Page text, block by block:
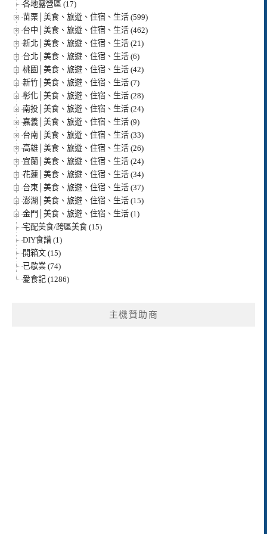
各地露營區 (17)
苗栗│美食、旅遊、住宿、生活 (599)
台中│美食、旅遊、住宿、生活 (462)
新北│美食、旅遊、住宿、生活 (21)
台北│美食、旅遊、住宿、生活 (6)
桃園│美食、旅遊、住宿、生活 (42)
新竹│美食、旅遊、住宿、生活 (7)
彰化│美食、旅遊、住宿、生活 (28)
南投│美食、旅遊、住宿、生活 (24)
嘉義│美食、旅遊、住宿、生活 (9)
台南│美食、旅遊、住宿、生活 (33)
高雄│美食、旅遊、住宿、生活 (26)
宜蘭│美食、旅遊、住宿、生活 (24)
花蓮│美食、旅遊、住宿、生活 (34)
台東│美食、旅遊、住宿、生活 (37)
澎湖│美食、旅遊、住宿、生活 (15)
金門│美食、旅遊、住宿、生活 (1)
宅配美食/跨區美食 (15)
DIY食譜 (1)
開箱文 (15)
已歇業 (74)
愛食記 (1286)
主機贊助商